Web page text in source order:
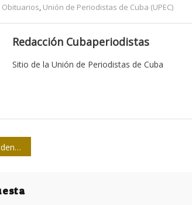
Obituarios, Unión de Periodistas de Cuba (UPEC)
Redacción Cubaperiodistas
Sitio de la Unión de Periodistas de Cuba